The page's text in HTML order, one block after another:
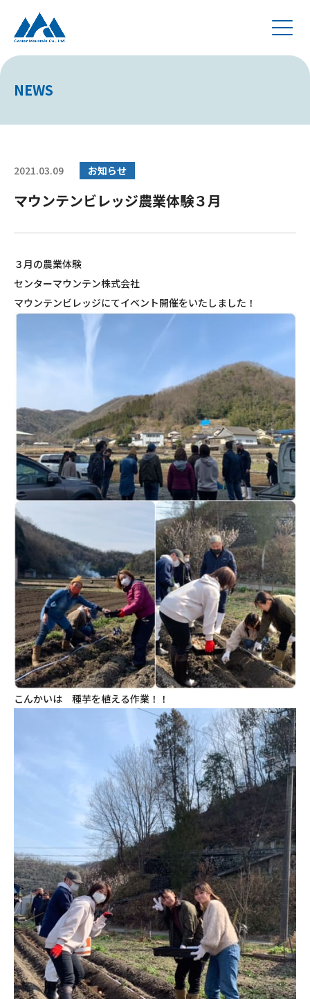
NEWS
2021.03.09 お知らせ
マウンテンビレッジ農業体験３月
３月の農業体験
センターマウンテン株式会社
マウンテンビレッジにてイベント開催をいたしました！
こんかいは 種芋を植える作業！！